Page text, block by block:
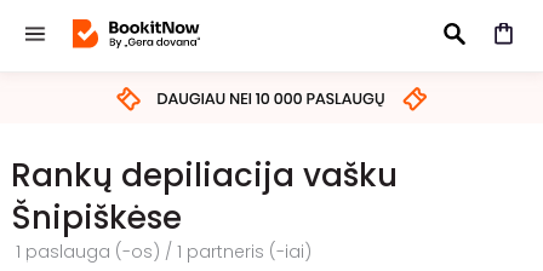
IEŠKOTI
Rankų depiliacija vašku
Šnipiškėse
1 paslauga (-os) / 1 partneris (-iai)